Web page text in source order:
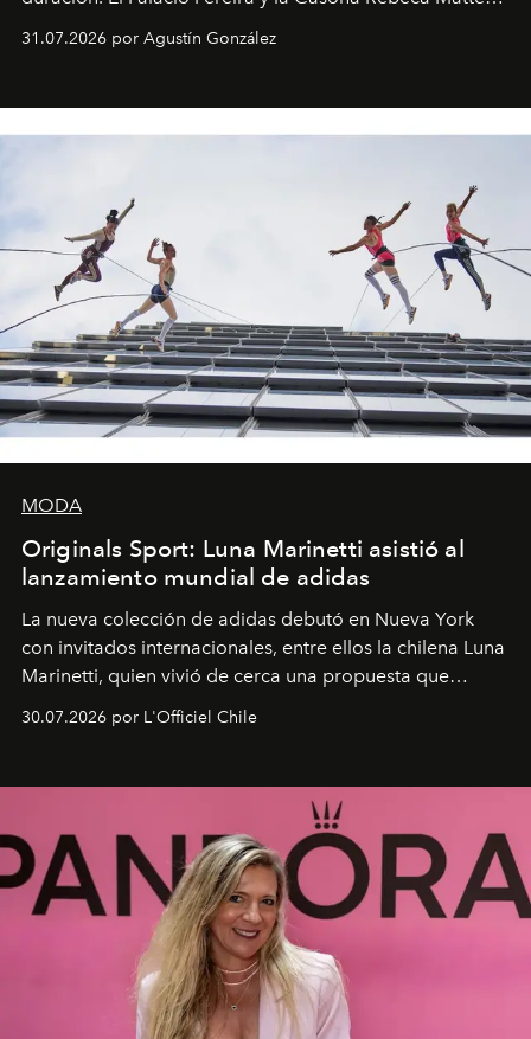
son algunos de los lugares que han albergado estas
miniobras. Sus puestas en escena son limpias; ponen el
31.07.2026 por Agustín González
MODA
Originals Sport: Luna Marinetti asistió al
lanzamiento mundial de adidas
La nueva colección de adidas debutó en Nueva York
con invitados internacionales, entre ellos la chilena Luna
Marinetti, quien vivió de cerca una propuesta que
fusiona moda y rendimiento.
30.07.2026 por L'Officiel Chile